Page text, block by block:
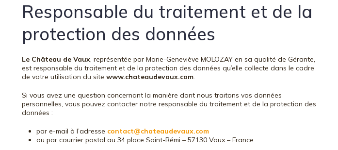
Responsable du traitement et de la
protection des données
Le Château de Vaux, représentée par Marie-Geneviève MOLOZAY en sa qualité de Gérante,
est responsable du traitement et de la protection des données qu’elle collecte dans le cadre
de votre utilisation du site www.chateaudevaux.com.
Si vous avez une question concernant la manière dont nous traitons vos données
personnelles, vous pouvez contacter notre responsable du traitement et de la protection des
données :
par e-mail à l’adresse contact@chateaudevaux.com
ou par courrier postal au 34 place Saint-Rémi – 57130 Vaux – France